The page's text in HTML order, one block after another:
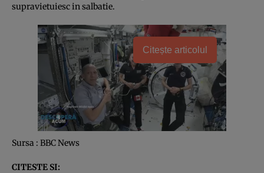
supravietuiesc in salbatie.
Citește articolul
Sursa : BBC News
CITESTE SI: